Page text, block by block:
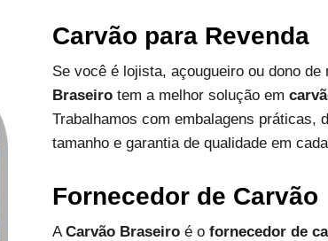
Carvão para Revenda
Se você é lojista, açougueiro ou dono de
Braseirotem a melhor solução em
Trabalhamos com embalagens práticas,
tamanho e garantia de qualidade em
Fornecedor de Carvão
A Carvão Braseiroé o fornecedor de